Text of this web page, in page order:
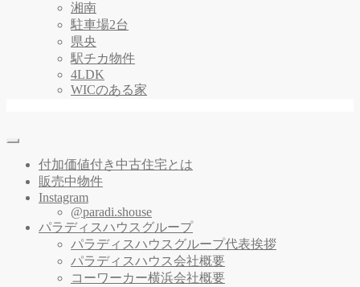
湘南
駐車場2台
県央
駅チカ物件
4LDK
WICのある家
付加価値付き中古住宅とは
販売中物件
Instagram
@paradi.shouse
パラディスハウスグループ
パラディスハウスグループ代表挨拶
パラディスハウス会社概要
コーワーカー横浜会社概要